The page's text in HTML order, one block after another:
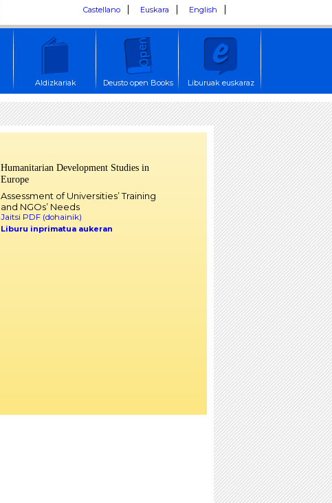
Castellano Euskara English
Aldizkariak Deusto open Books Liburuak euskaraz
Humanitarian Development Studies in
Europe
Assessment of Universities’ Training
and NGOs’ Needs
Jaitsi PDF (dohainik)
Liburu inprimatua aukeran